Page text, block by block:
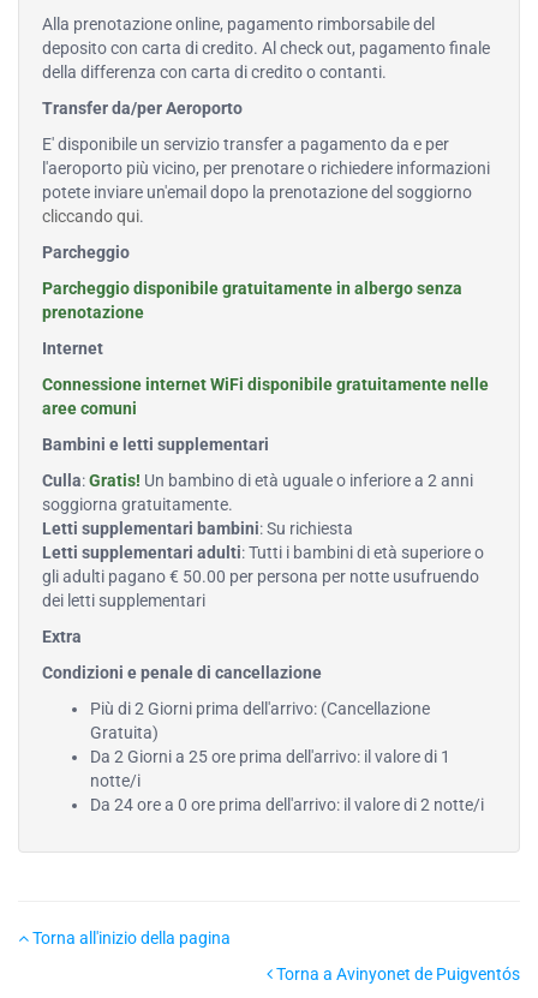
Alla prenotazione online, pagamento rimborsabile del
deposito con carta di credito. Al check out, pagamento finale
della differenza con carta di credito o contanti.
Transfer da/per Aeroporto
E' disponibile un servizio transfer a pagamento da e per
l'aeroporto più vicino, per prenotare o richiedere informazioni
potete inviare un'email dopo la prenotazione del soggiorno
cliccando qui.
Parcheggio
Parcheggio disponibile gratuitamente in albergo senza
prenotazione
Internet
Connessione internet WiFi disponibile gratuitamente nelle
aree comuni
Bambini e letti supplementari
Culla:Gratis! Un bambino di età uguale o inferiore a 2 anni
soggiorna gratuitamente.
Letti supplementari bambini: Su richiesta
Letti supplementari adulti: Tutti i bambini di età superiore o
gli adulti pagano € 50.00 per persona per notte usufruendo
dei letti supplementari
Extra
Condizioni e penale di cancellazione
Più di 2 Giorni prima dell'arrivo: (Cancellazione
Gratuita)
Da 2 Giorni a 25 ore prima dell'arrivo: il valore di 1
notte/i
Da 24 ore a 0 ore prima dell'arrivo: il valore di 2 notte/i
Torna all'inizio della pagina
Torna a Avinyonet de Puigventós